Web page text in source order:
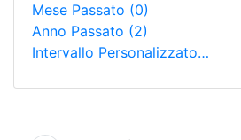
Mese Passato (0)
Anno Passato (2)
Intervallo Personalizzato…
Ricerca